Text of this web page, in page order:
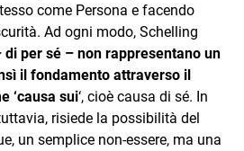
come Persona e facendo
Ad ogni modo, Schelling
di per sé – non rappresentano un
il fondamento attraverso il
‘causa sui‘, cioè causa di sé. In
risiede la possibilità del
un semplice non-essere, ma una